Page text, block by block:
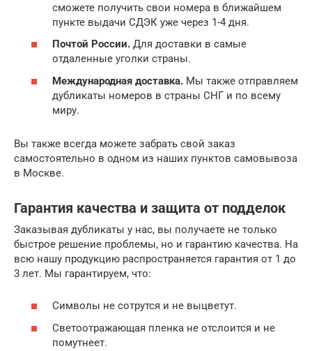
сможете получить свои номера в ближайшем
пункте выдачи СДЭК уже через 1-4 дня.
Почтой России. Для доставки в самые
отдаленные уголки страны.
Международная доставка. Мы также отправляем
дубликаты номеров в страны СНГ и по всему
миру.
Вы также всегда можете забрать свой заказ
самостоятельно в одном из наших пунктов самовывоза
в Москве.
Гарантия качества и защита от подделок
Заказывая дубликаты у нас, вы получаете не только
быстрое решение проблемы, но и гарантию качества. На
всю нашу продукцию распространяется гарантия от 1 до
3 лет. Мы гарантируем, что:
Символы не сотрутся и не выцветут.
Светоотражающая пленка не отслоится и не
помутнеет.